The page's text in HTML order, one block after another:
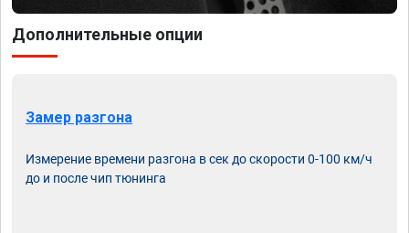
Дополнительные опции
Замер разгона
Измерение времени разгона в сек до скорости 0-100 км/ч
до и после чип тюнинга